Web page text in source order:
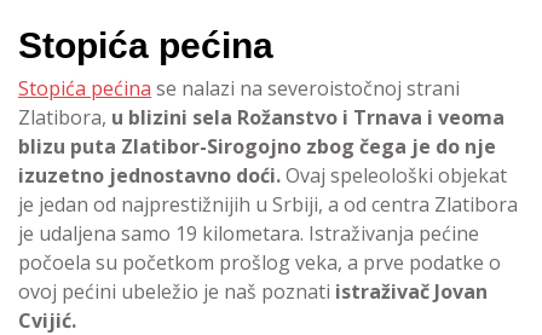
Stopića pećina
Stopića pećina se nalazi na severoistočnoj strani
Zlatibora, u blizini sela Rožanstvo i Trnava i veoma
blizu puta Zlatibor-Sirogojno zbog čega je do nje
izuzetno jednostavno doći.Ovaj speleološki objekat
je jedan od najprestižnijih u Srbiji, a od centra Zlatibora
je udaljena samo 19 kilometara. Istraživanja pećine
počoela su početkom prošlog veka, a prve podatke o
ovoj pećini ubeležio je naš poznati istraživač Jovan
Cvijić.